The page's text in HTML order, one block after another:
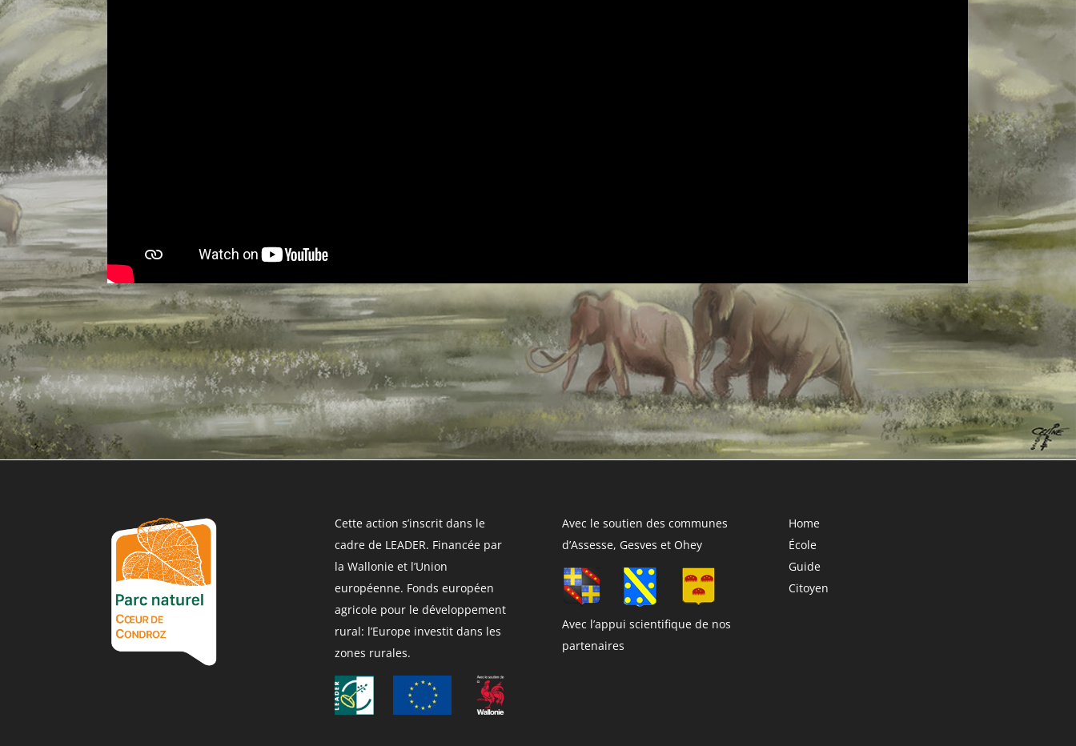
Cette action s’inscrit dans le
cadre de LEADER. Financée par
la Wallonie et l’Union
européenne. Fonds européen
agricole pour le développement
rural: l’Europe investit dans les
zones rurales.
Avec le soutien des communes
d’Assesse, Gesves et Ohey
Avec l’appui scientifique de nos
partenaires
Home
École
Guide
Citoyen